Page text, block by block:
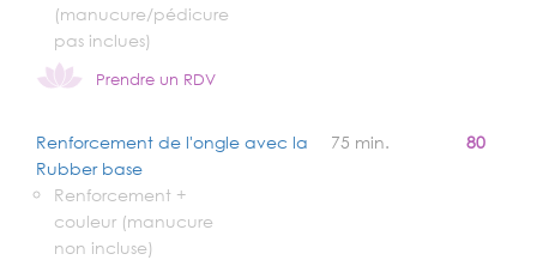
(manucure/pédicure
pas inclues)
Prendre un RDV
Renforcement de l'ongle avec la
Rubber base
Renforcement +
couleur (manucure
non incluse)
75 min. 80